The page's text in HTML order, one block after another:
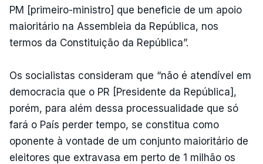
PM [primeiro-ministro] que beneficie de um apoio
maioritário na Assembleia da República, nos
termos da Constituição da República”.
Os socialistas consideram que “não é atendível em
democracia que o PR [Presidente da República],
porém, para além dessa processualidade que só
fará o País perder tempo, se constitua como
oponente à vontade de um conjunto maioritário de
eleitores que extravasa em perto de 1 milhão os